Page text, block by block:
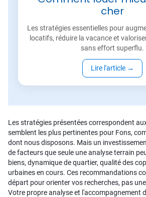
cher
Les stratégies essentielles pour
locatifs, réduire la vacance et
sans effort superflu.
Lire l'article →
Les stratégies présentées correspondent
semblent les plus pertinentes pour Fons,
dont nous disposons. Mais un
de facteurs que seule une analyse terrain
biens, dynamique de quartier, qualité des
urbaines en cours. Ces recommandations
départ pour orienter vos recherches, pas
Votre propre analyse et l'accompagnement